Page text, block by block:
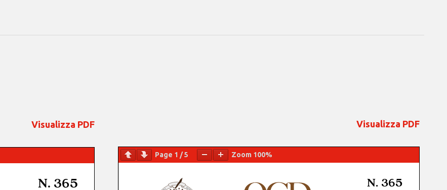
Visualizza PDF Visualizza PDF
Page 1 /5 Zoom 100%